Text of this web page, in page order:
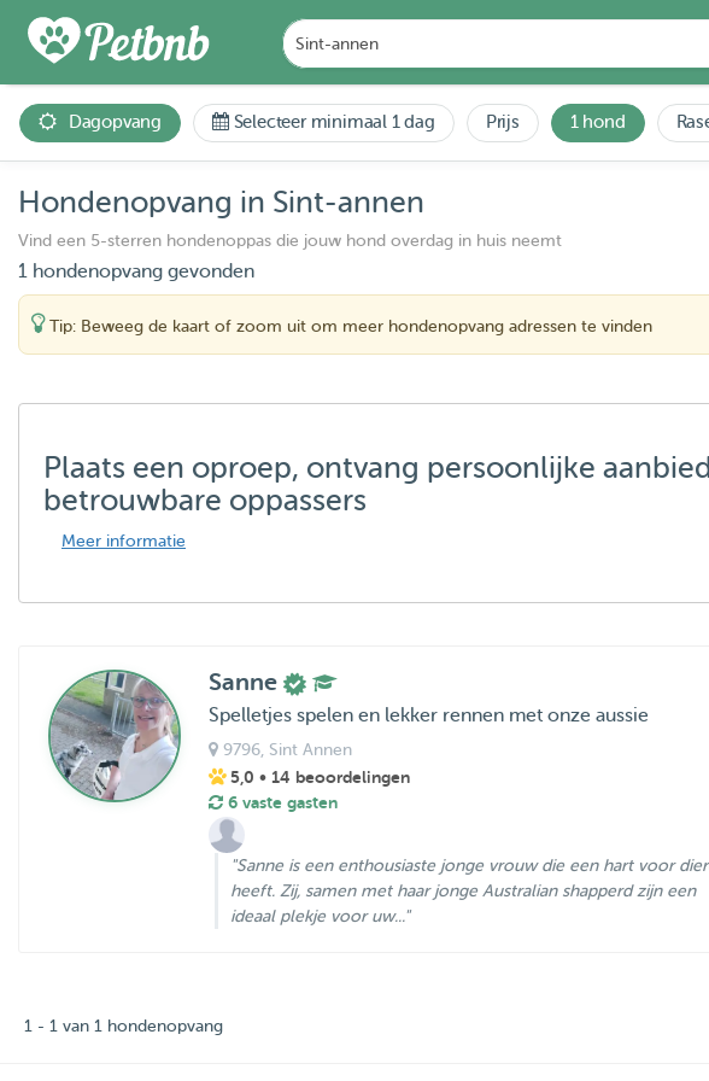
Dagopvang Selecteer minimaal 1 dag Prijs 1 hond
Hondenopvang in Sint-annen
Vind een 5-sterren hondenoppas die jouw hond overdag in huis neemt
1 hondenopvang gevonden
Tip: Beweeg de kaart of zoom uit om meer hondenopvang adressen te vinden
Plaats een oproep, ontvang persoonlijke
betrouwbare oppassers
Meer informatie
Sanne
Spelletjes spelen en lekker rennen met onze aussie
9796, Sint Annen
5,0 • 14 beoordelingen
6 vaste gasten
"Sanne is een enthousiaste jonge vrouw die een hart voor
heeft. Zij, samen met haar jonge Australian shapperd zijn een
ideaal plekje voor uw..."
1 - 1 van 1 hondenopvang